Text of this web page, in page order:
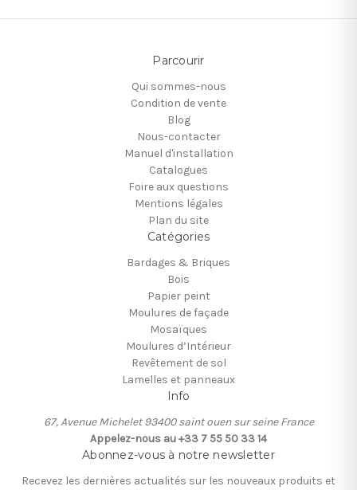
Parcourir
Qui sommes-nous
Condition de vente
Blog
Nous-contacter
Manuel d'installation
Catalogues
Foire aux questions
Mentions légales
Plan du site
Catégories
Bardages & Briques
Bois
Papier peint
Moulures de façade
Mosaïques
Moulures d’Intérieur
Revêtement de sol
Lamelles et panneaux
Info
67, Avenue Michelet 93400 saint ouen sur seine France
Appelez-nous au +33 7 55 50 33 14
Abonnez-vous à notre newsletter
Recevez les dernières actualités sur les nouveaux produits et